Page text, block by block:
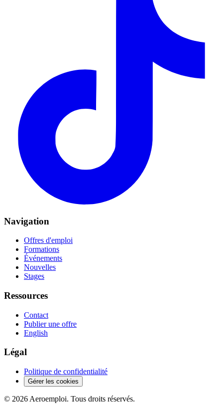
Navigation
Offres d'emploi
Formations
Événements
Nouvelles
Stages
Ressources
Contact
Publier une offre
English
Légal
Politique de confidentialité
Gérer les cookies
© 2026 Aeroemploi. Tous droits réservés.